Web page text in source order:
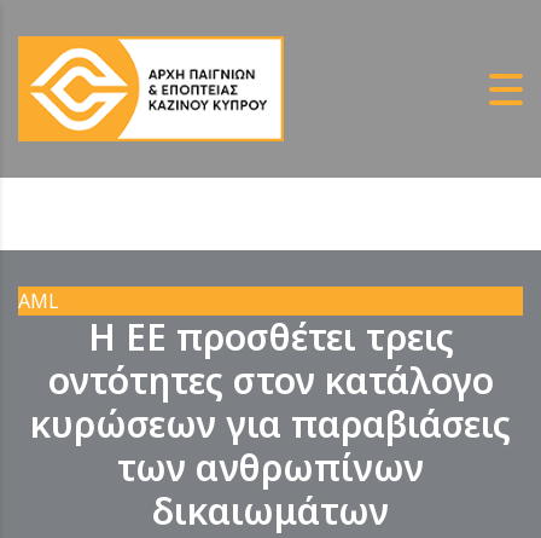
AML
Η ΕΕ προσθέτει τρεις
οντότητες στον κατάλογο
κυρώσεων για παραβιάσεις
των ανθρωπίνων
δικαιωμάτων